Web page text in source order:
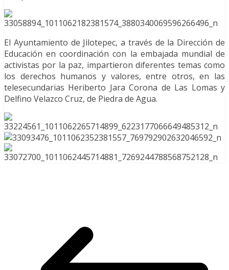
El Ayuntamiento de Jilotepec, a través de la Dirección de
Educación en coordinación con la embajada mundial de
activistas por la paz, impartieron diferentes temas como
los derechos humanos y valores, entre otros, en las
telesecundarias Heriberto Jara Corona de Las Lomas y
Delfino Velazco Cruz, de Piedra de Agua.